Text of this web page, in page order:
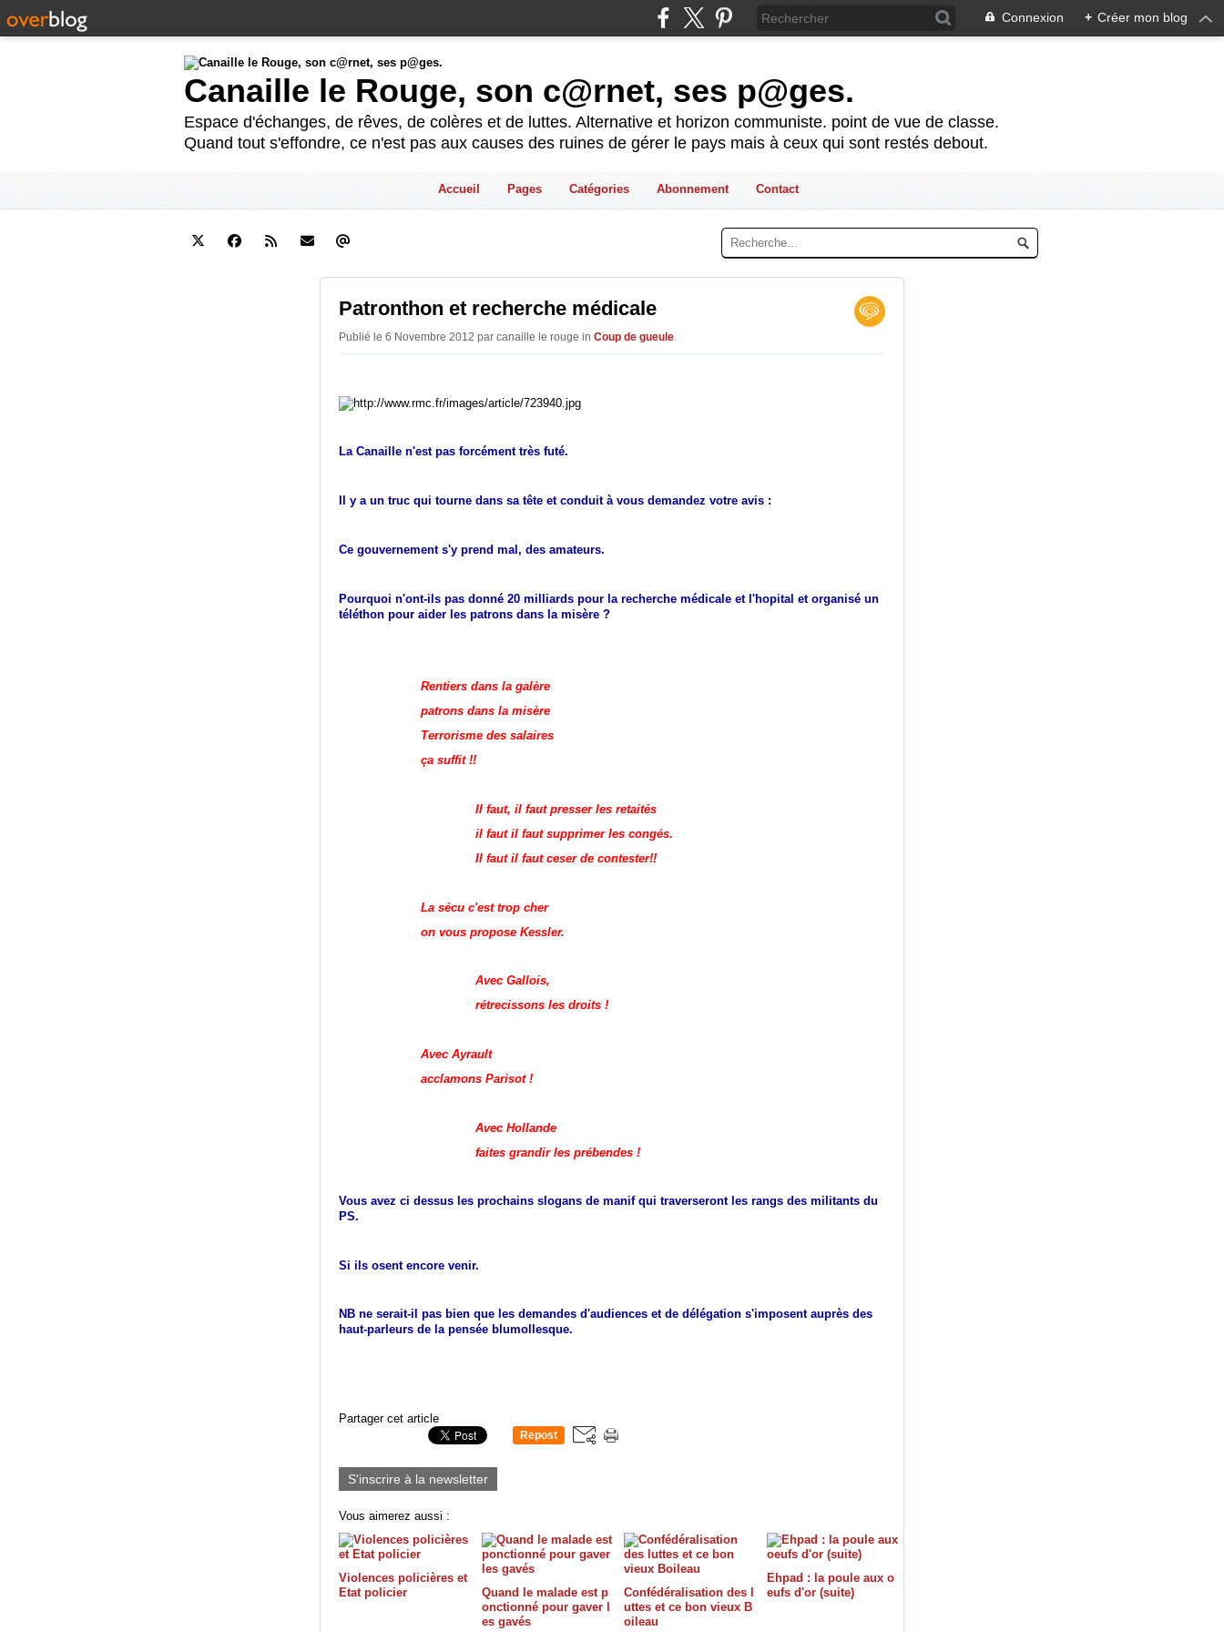
Connexion + Créer mon blog
Canaille le Rouge, son c@rnet, ses p@ges.
Espace d'échanges, de rêves, de colères et de luttes. Alternative et horizon communiste. point de vue de classe.
Quand tout s'effondre, ce n'est pas aux causes des ruines de gérer le pays mais à ceux qui sont restés debout.
Accueil Pages Catégories Abonnement Contact
Patronthon et recherche médicale
Publié le 6 Novembre 2012 par canaille le rouge in Coup de gueule
La Canaille n'est pas forcément très futé.
Il y a un truc qui tourne dans sa tête et conduit à vous demandez votre avis :
Ce gouvernement s'y prend mal, des amateurs.
Pourquoi n'ont-ils pas donné 20 milliards pour la recherche médicale et l'hopital et organisé un
téléthon pour aider les patrons dans la misère ?
Rentiers dans la galère
patrons dans la misère
Terrorisme des salaires
ça suffit !!
Il faut, il faut presser les retaités
il faut il faut supprimer les congés.
Il faut il faut ceser de contester!!
La sécu c'est trop cher
on vous propose Kessler.
Avec Gallois,
rétrecissons les droits !
Avec Ayrault
acclamons Parisot !
Avec Hollande
faites grandir les prébendes !
Vous avez ci dessus les prochains slogans de manif qui traverseront les rangs des militants du
PS.
Si ils osent encore venir.
NB ne serait-il pas bien que les demandes d'audiences et de délégation s'imposent auprès des
haut-parleurs de la pensée blumollesque.
Partager cet article
Repost
S'inscrire à la newsletter
Vous aimerez aussi :
Violences policières et
Etat policier
Quand le malade est p
onctionné pour gaver l
es gavés
Confédéralisation des l
uttes et ce bon vieux B
oileau
Ehpad : la poule aux o
eufs d'or (suite)